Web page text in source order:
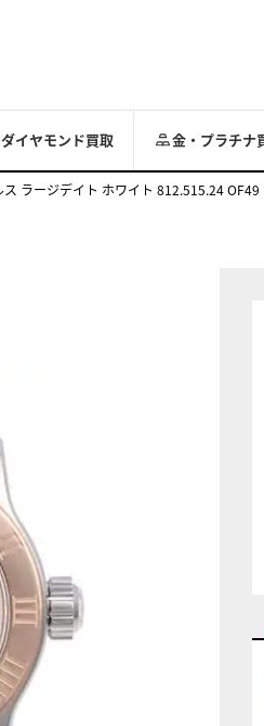
ダイヤモンド買取 金・プラチナ
ス ラージデイト ホワイト 812.515.24 OF49